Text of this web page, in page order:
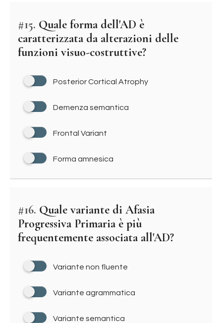
#15. Quale forma dell'AD è
caratterizzata da alterazioni delle
funzioni visuo-costruttive?
Posterior Cortical Atrophy
Demenza semantica
Frontal Variant
Forma amnesica
#16. Quale variante di Afasia
Progressiva Primaria è più
frequentemente associata all'AD?
Variante non fluente
Variante agrammatica
Variante semantica